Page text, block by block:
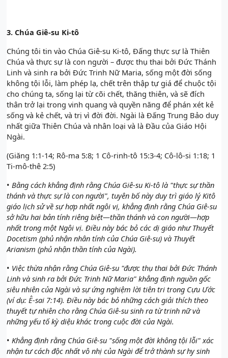
3. Chúa Giê-su Ki-tô
Chúng tôi tin vào Chúa Giê-su Ki-tô, Đấng thực sự là Thiên
Chúa và thực sự là con người – được thụ thai bởi Đức Thánh
Linh và sinh ra bởi Đức Trinh Nữ Maria, sống một đời sống
không tội lỗi, làm phép lạ, chết trên thập tự giá để chuộc tội
cho chúng ta, sống lại từ cõi chết, thăng thiên, và sẽ đích
thân trở lại trong vinh quang và quyền năng để phán xét kẻ
sống và kẻ chết, và trị vì đời đời. Ngài là Đấng Trung Bảo duy
nhất giữa Thiên Chúa và nhân loại và là Đầu của Giáo Hội
Ngài.
(Giăng 1:1-14; Rô-ma 5:8; 1 Cô-rinh-tô 15:3-4; Cô-lô-si 1:18; 1
Ti-mô-thê 2:5)
• Bằng cách khẳng định rằng Chúa Giê-su Ki-tô là "thực sự thần
thánh và thực sự là con người", tuyên bố này duy trì giáo lý Kitô
giáo lịch sử về sự hợp nhất ngôi vị, khẳng định rằng Chúa Giê-su
sở hữu hai bản tính riêng biệt—thần thánh và con người—hợp
nhất trong một Ngôi vị. Điều này bác bỏ các dị giáo như Thuyết
Docetism (phủ nhận nhân tính của Chúa Giê-su) và Thuyết
Arianism (phủ nhận thần tính của Ngài).
• Việc thừa nhận rằng Chúa Giê-su "được thụ thai bởi Đức Thánh
Linh và sinh ra bởi Đức Trinh Nữ Maria" khẳng định nguồn gốc
siêu nhiên của Ngài và sự ứng nghiệm lời tiên tri trong Cựu Ước
(ví dụ: Ê-sai 7:14). Điều này bác bỏ những cách giải thích theo
thuyết tự nhiên cho rằng Chúa Giê-su sinh ra từ trinh nữ và
những yếu tố kỳ diệu khác trong cuộc đời của Ngài.
• Khẳng định rằng Chúa Giê-su "sống một đời không tội lỗi" xác
nhận tư cách độc nhất vô nhị của Ngài để trở thành sự hy sinh